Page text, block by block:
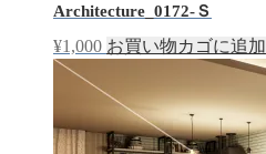
Architecture_0172-Ｓ
¥1,000 お買い物カゴに追加